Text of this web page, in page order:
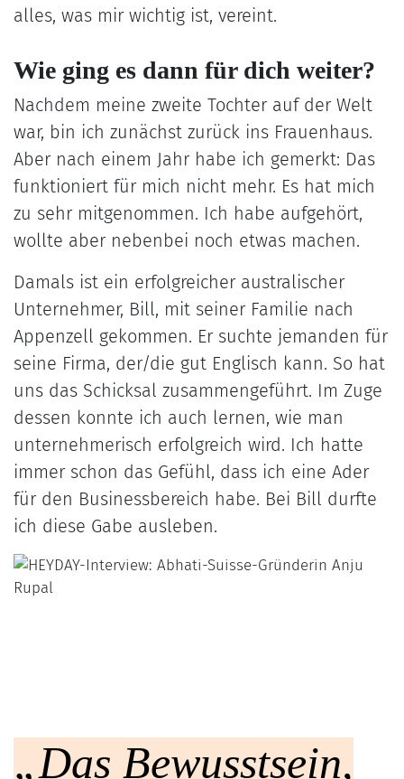
alles, was mir wichtig ist, vereint.
Wie ging es dann für dich weiter?
Nachdem meine zweite Tochter auf der Welt
war, bin ich zunächst zurück ins Frauenhaus.
Aber nach einem Jahr habe ich gemerkt: Das
funktioniert für mich nicht mehr. Es hat mich
zu sehr mitgenommen. Ich habe aufgehört,
wollte aber nebenbei noch etwas machen.
Damals ist ein erfolgreicher australischer
Unternehmer, Bill, mit seiner Familie nach
Appenzell gekommen. Er suchte jemanden für
seine Firma, der/die gut Englisch kann. So hat
uns das Schicksal zusammengeführt. Im Zuge
dessen konnte ich auch lernen, wie man
unternehmerisch erfolgreich wird. Ich hatte
immer schon das Gefühl, dass ich eine Ader
für den Businessbereich habe. Bei Bill durfte
ich diese Gabe ausleben.
„Das Bewusstsein,